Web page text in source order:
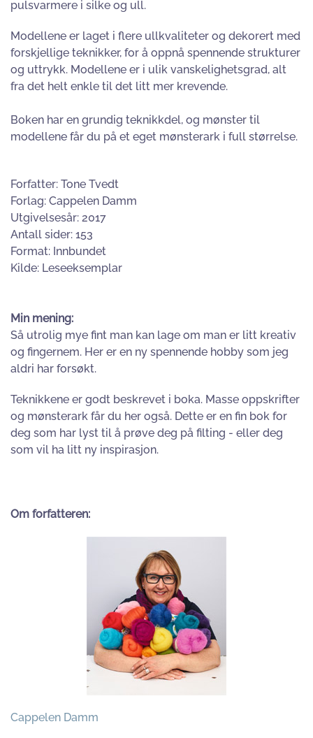
pulsvarmere i silke og ull.
Modellene er laget i flere ullkvaliteter og dekorert med
forskjellige teknikker, for å oppnå spennende strukturer
og uttrykk. Modellene er i ulik vanskelighetsgrad, alt
fra det helt enkle til det litt mer krevende.
Boken har en grundig teknikkdel, og mønster til
modellene får du på et eget mønsterark i full størrelse.
Forfatter: Tone Tvedt
Forlag: Cappelen Damm
Utgivelsesår: 2017
Antall sider: 153
Format: Innbundet
Kilde: Leseeksemplar
Min mening:
Så utrolig mye fint man kan lage om man er litt kreativ
og fingernem. Her er en ny spennende hobby som jeg
aldri har forsøkt.
Teknikkene er godt beskrevet i boka. Masse oppskrifter
og mønsterark får du her også. Dette er en fin bok for
deg som har lyst til å prøve deg på filting - eller deg
som vil ha litt ny inspirasjon.
Om forfatteren:
Cappelen Damm